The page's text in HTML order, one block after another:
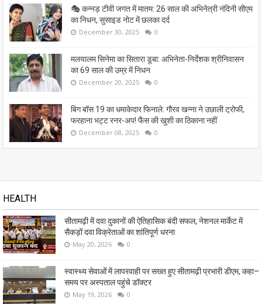
🎭 कन्नड़ टीवी जगत में मातम: 26 साल की अभिनेत्री नंदिनी सीएम
का निधन, सुसाइड नोट में छलका दर्द
December 30, 2025 0
मलयालम सिनेमा का सितारा डूबा: अभिनेता-निर्देशक श्रीनिवासन
का 69 साल की उम्र में निधन
December 20, 2025 0
बिग बॉस 19 का धमाकेदार फिनाले: गौरव खन्ना ने उछाली ट्रोफी,
फरहाना भट्ट रनर-अप! फैंस की खुशी का ठिकाना नहीं
December 08, 2025 0
HEALTH
सीतामढ़ी में दवा दुकानों की ऐतिहासिक बंदी सफल, नेशनल मार्केट में
सैकड़ों दवा विक्रेताओं का शांतिपूर्ण धरना
May 20, 2026 0
स्वास्थ्य सेवाओं में लापरवाही पर सख्त हुए सीतामढ़ी प्रभारी डीएम, कहा–
समय पर अस्पताल पहुंचे डॉक्टर
May 19, 2026 0